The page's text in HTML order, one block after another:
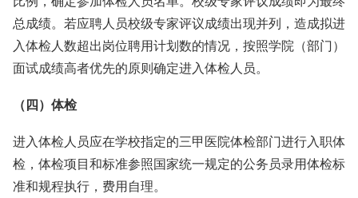
总成绩。若应聘人员校级专家评议成绩出现并列，造成拟进
入体检人数超出岗位聘用计划数的情况，按照学院（部门）
面试成绩高者优先的原则确定进入体检人员。
（四）体检
进入体检人员应在学校指定的三甲医院体检部门进行入职体
检，体检项目和标准参照国家统一规定的公务员录用体检标
准和规程执行，费用自理。